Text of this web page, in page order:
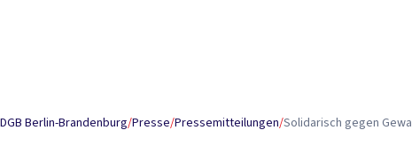
DGB Berlin-Brandenburg/Presse/Pressemitteilungen/Solidarisch gegen